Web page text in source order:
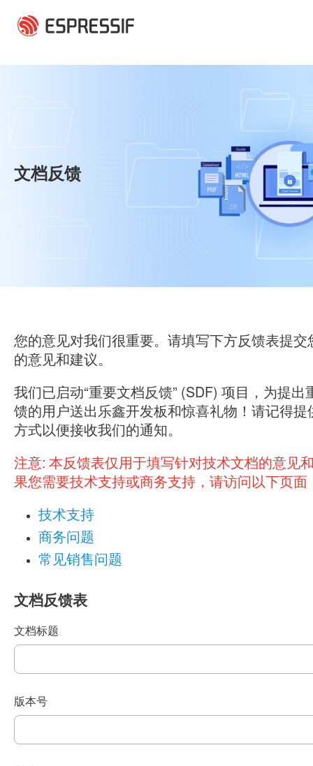
文档反馈
您的意见对我们很重要。请填写下方反馈表提交
的意见和建议。
我们已启动“重要文档反馈” (SDF) 项目，为提出
馈的用户送出乐鑫开发板和惊喜礼物！请记得提
方式以便接收我们的通知。
注意: 本反馈表仅用于填写针对技术文档的意见
果您需要技术支持或商务支持，请访问以下页面
技术支持
商务问题
常见销售问题
文档反馈表
文档标题
版本号